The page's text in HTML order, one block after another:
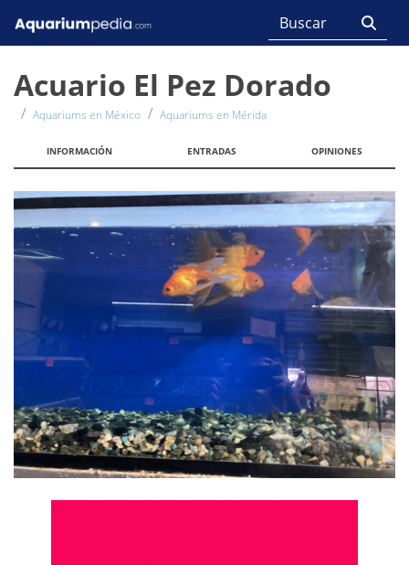
Acuario El Pez Dorado
Aquariums en México Aquariums en Mérida
INFORMACIÓN ENTRADAS OPINIONES